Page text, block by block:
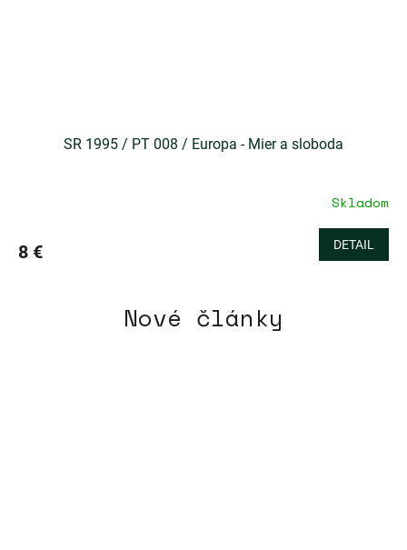
SR 1995 / PT 008 / Europa - Mier a sloboda
Skladom
8 € DETAIL
Nové články